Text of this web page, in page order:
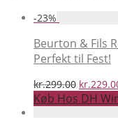
-23%
Beurton & Fils
Perfekt til Fest!
kr.299.00 Den
pris
kr.
Køb Hos DH